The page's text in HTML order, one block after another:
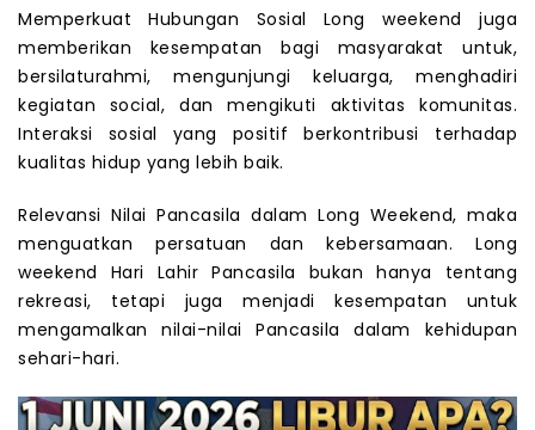
Memperkuat Hubungan Sosial Long weekend juga
memberikan kesempatan bagi masyarakat untuk,
bersilaturahmi, mengunjungi keluarga, menghadiri
kegiatan social, dan mengikuti aktivitas komunitas.
Interaksi sosial yang positif berkontribusi terhadap
kualitas hidup yang lebih baik.
Relevansi Nilai Pancasila dalam Long Weekend, maka
menguatkan persatuan dan kebersamaan. Long
weekend Hari Lahir Pancasila bukan hanya tentang
rekreasi, tetapi juga menjadi kesempatan untuk
mengamalkan nilai-nilai Pancasila dalam kehidupan
sehari-hari.